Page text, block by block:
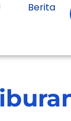
Berita